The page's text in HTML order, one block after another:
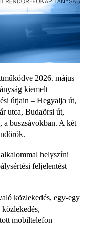
2026. május
kiemelt
útjain – Hegyalja út,
utca, Budaörsi út,
a buszsávokban. A két
helyszíni
feljelentést
közlekedés, egy-egy
mobiltelefon